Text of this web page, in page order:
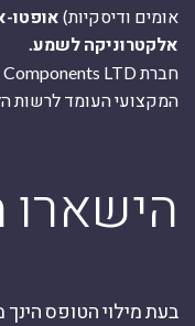
אומים ודיסקיות) אופטו-
אלקטרוניקה לשמע.
המקצועי העומד לרשות
!הישארו
בעת מילוי הטופס